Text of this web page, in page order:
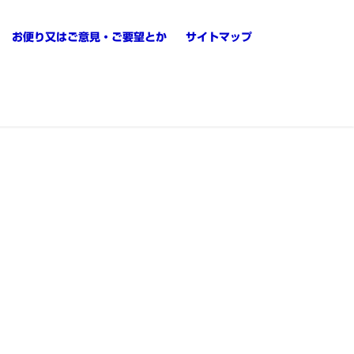
お便り又はご意見・ご要望とか サイトマップ